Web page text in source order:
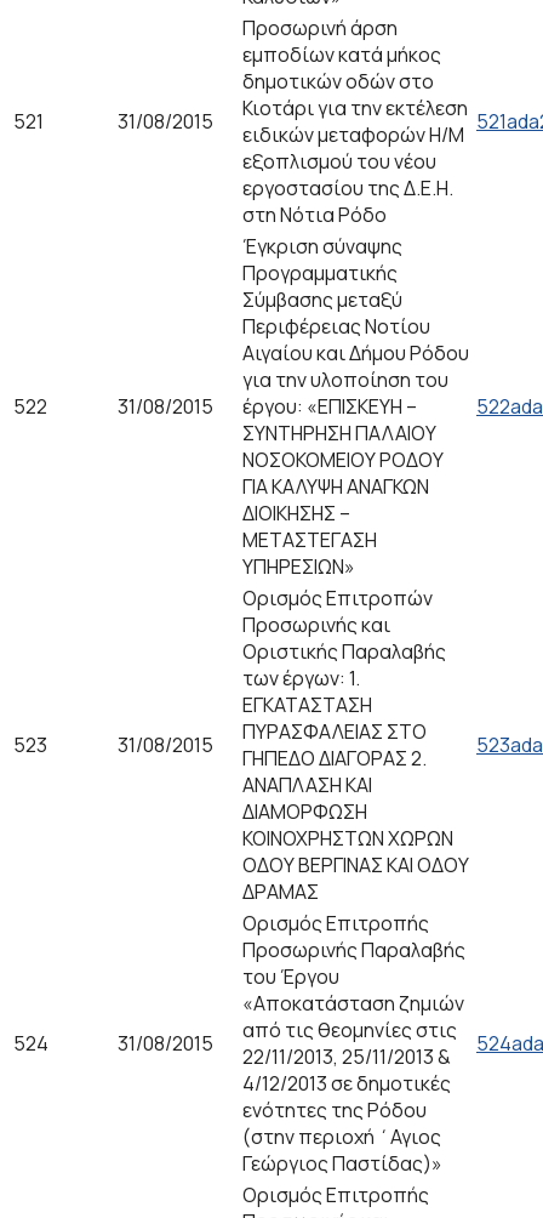
521 31/08/2015
Προσωρινή άρση
εμποδίων κατά μήκος
δημοτικών οδών στο
Κιοτάρι για την εκτέλεση
ειδικών μεταφορών Η/Μ
εξοπλισμού του νέου
εργοστασίου της Δ.Ε.Η.
στη Νότια Ρόδο
522 31/08/2015
Έγκριση σύναψης
Προγραμματικής
Σύμβασης μεταξύ
Περιφέρειας Νοτίου
Αιγαίου και Δήμου Ρόδου
για την υλοποίηση του
έργου: «ΕΠΙΣΚΕΥΗ –
ΣΥΝΤΗΡΗΣΗ ΠΑΛΑΙΟΥ
ΝΟΣΟΚΟΜΕΙΟΥ ΡΟΔΟΥ
ΓΙΑ ΚΑΛΥΨΗ ΑΝΑΓΚΩΝ
ΔΙΟΙΚΗΣΗΣ –
ΜΕΤΑΣΤΕΓΑΣΗ
ΥΠΗΡΕΣΙΩΝ»
523 31/08/2015
Ορισμός Επιτροπών
Προσωρινής και
Οριστικής Παραλαβής
των έργων: 1.
ΕΓΚΑΤΑΣΤΑΣΗ
ΠΥΡΑΣΦΑΛΕΙΑΣ ΣΤΟ
ΓΗΠΕΔΟ ΔΙΑΓΟΡΑΣ 2.
ΑΝΑΠΛΑΣΗ ΚΑΙ
ΔΙΑΜΟΡΦΩΣΗ
ΚΟΙΝΟΧΡΗΣΤΩΝ ΧΩΡΩΝ
ΟΔΟΥ ΒΕΡΓΙΝΑΣ ΚΑΙ ΟΔΟΥ
ΔΡΑΜΑΣ
524 31/08/2015
Ορισμός Επιτροπής
Προσωρινής Παραλαβής
του Έργου
«Aποκατάσταση ζημιών
από τις θεομηνίες στις
22/11/2013, 25/11/2013 &
4/12/2013 σε δημοτικές
ενότητες της Ρόδου
(στην περιοχή ΄Αγιος
Γεώργιος Παστίδας)»
Ορισμός Επιτροπής